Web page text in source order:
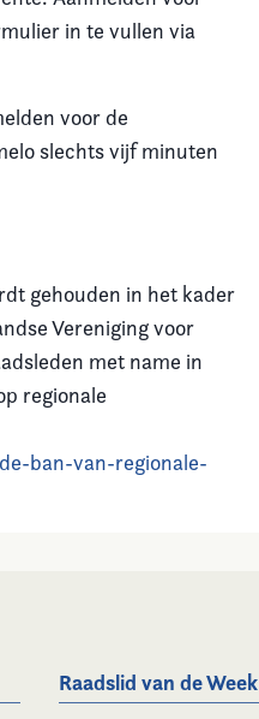
in te vullen via
voor de
slechts vijf minuten
gehouden in het kader
Vereniging voor
met name in
regionale
ban-van-regionale-
Raadslid van de Week